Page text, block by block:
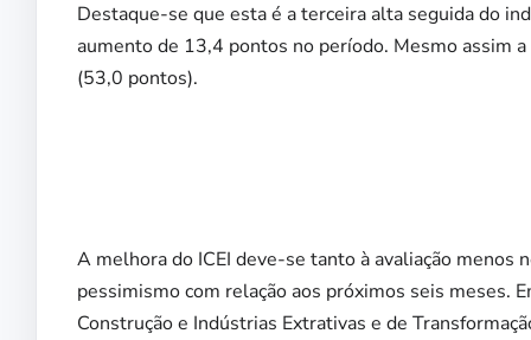
Destaque-se que esta é a terceira alta seguida do
aumento de 13,4 pontos no período. Mesmo assim
(53,0 pontos).
A melhora do ICEI deve-se tanto à avaliação menos
pessimismo com relação aos próximos seis meses.
Construção e Indústrias Extrativas e de